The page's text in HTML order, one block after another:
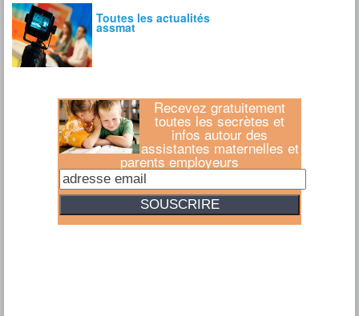
Recevez gratuitement
toutes les secrètes et
infos autour des
assistantes maternelles et
parents employeurs